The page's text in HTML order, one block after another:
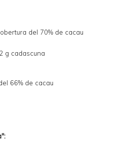
del 70% de cacau
g cadascuna
66% de cacau